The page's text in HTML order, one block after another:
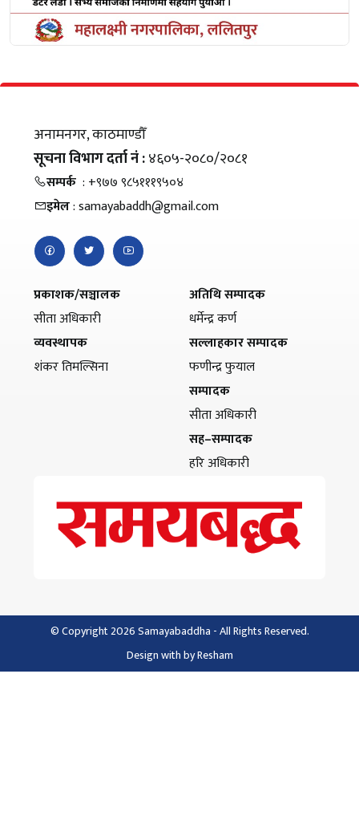
अनामनगर, काठमाण्डौँ
सूचना विभाग दर्ता नं :४६०५-२०८०/२०८१
सम्पर्क : +९७७ ९८५१११९५०४
इमेल: samayabaddh@gmail.com
प्रकाशक/सञ्चालक
सीता अधिकारी
व्यवस्थापक
शंकर तिमल्सिना
अतिथि सम्पादक
धर्मेन्द्र कर्ण
सल्लाहकार सम्पादक
फणीन्द्र फुयाल
सम्पादक
सीता अधिकारी
सह–सम्पादक
हरि अधिकारी
© Copyright 2026 Samayabaddha - All Rights Reserved.
Design withbyResham